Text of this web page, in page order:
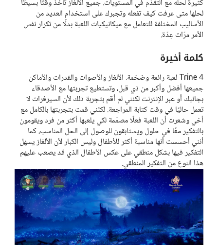
كثيرة لحلّه مع التقدّم في المستويات. جميع الألغاز تأخذ وقتًا بسيطًا
لحلها متى عرفت كيف تفعله وتجبرك على استخدام العديد من
الأساليب المختلفة للتعامل مع ميكانيكيات اللعبة بدلًا من تكرار نفس
الأمر مرّات عِدّة.
كلمة أخيرة
Trine 4 لعبة رائعة وضخمة. الألغاز والأصوات والقدرات والأماكن
جميعها أفضل وأكبر من ذي قبل، وتستطيع تجربتها مع الأصدقاء
بجانبك أو عبر الإنترنت لكنني لم أقم بتجربة ذلك لأن السيرفرات لا
تعمل حاليًا في وقت كتابة المراجعة. لكنّني قمت بتجربتها بالكامل مع
أخي وشعرت أن اللعبة فعلًا مصمّمة لكي يلعبها أكثر من فرد ويقومون
بالتفكير معًا في حلول ويستابقون للوصول إلى الحل المناسب، كما
أنني أحسست أنها مناسبة أكثر للأطفال وليس الكبار لأن الألغاز يسهل
التفكير فيها بشكل منطقي على عكس الأطفال الذي قد يصعب عليهم
هذا النوع من التفكير المنطقي.